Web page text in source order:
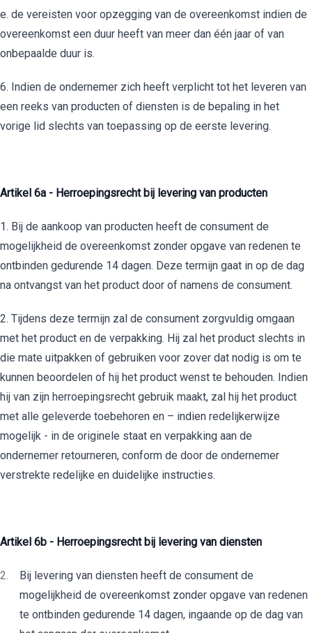
e. de vereisten voor opzegging van de overeenkomst indien de
overeenkomst een duur heeft van meer dan één jaar of van
onbepaalde duur is.
6. Indien de ondernemer zich heeft verplicht tot het leveren van
een reeks van producten of diensten is de bepaling in het
vorige lid slechts van toepassing op de eerste levering.
Artikel 6a - Herroepingsrecht bij levering van producten
1. Bij de aankoop van producten heeft de consument de
mogelijkheid de overeenkomst zonder opgave van redenen te
ontbinden gedurende 14 dagen. Deze termijn gaat in op de dag
na ontvangst van het product door of namens de consument.
2. Tijdens deze termijn zal de consument zorgvuldig omgaan
met het product en de verpakking. Hij zal het product slechts in
die mate uitpakken of gebruiken voor zover dat nodig is om te
kunnen beoordelen of hij het product wenst te behouden. Indien
hij van zijn herroepingsrecht gebruik maakt, zal hij het product
met alle geleverde toebehoren en – indien redelijkerwijze
mogelijk - in de originele staat en verpakking aan de
ondernemer retourneren, conform de door de ondernemer
verstrekte redelijke en duidelijke instructies.
Artikel 6b - Herroepingsrecht bij levering van diensten
Bij levering van diensten heeft de consument de
mogelijkheid de overeenkomst zonder opgave van redenen
te ontbinden gedurende 14 dagen, ingaande op de dag van